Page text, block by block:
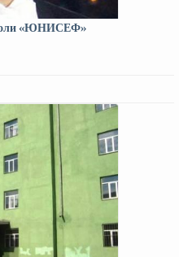
воли «ЮНИСЕФ»